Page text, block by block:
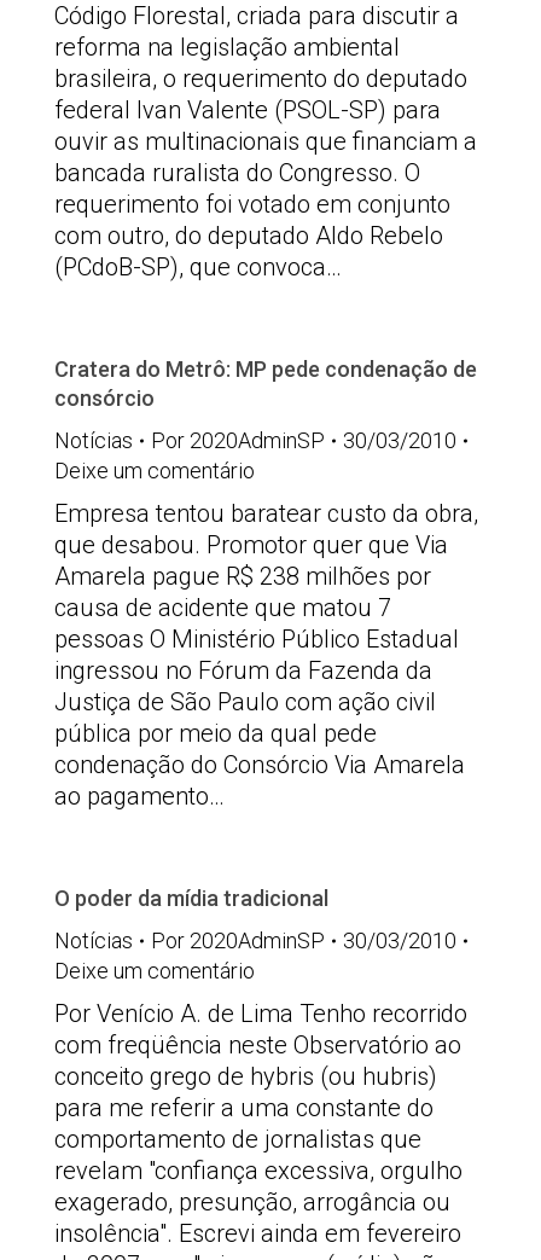
Código Florestal, criada para discutir a
reforma na legislação ambiental
brasileira, o requerimento do deputado
federal Ivan Valente (PSOL-SP) para
ouvir as multinacionais que financiam a
bancada ruralista do Congresso. O
requerimento foi votado em conjunto
com outro, do deputado Aldo Rebelo
(PCdoB-SP), que convoca…
Cratera do Metrô: MP pede condenação de
consórcio
Notícias
Por 2020AdminSP
30/03/2010
Deixe um comentário
Empresa tentou baratear custo da obra,
que desabou. Promotor quer que Via
Amarela pague R$ 238 milhões por
causa de acidente que matou 7
pessoas O Ministério Público Estadual
ingressou no Fórum da Fazenda da
Justiça de São Paulo com ação civil
pública por meio da qual pede
condenação do Consórcio Via Amarela
ao pagamento…
O poder da mídia tradicional
Notícias
Por 2020AdminSP
30/03/2010
Deixe um comentário
Por Venício A. de Lima Tenho recorrido
com freqüência neste Observatório ao
conceito grego de hybris (ou hubris)
para me referir a uma constante do
comportamento de jornalistas que
revelam "confiança excessiva, orgulho
exagerado, presunção, arrogância ou
insolência". Escrevi ainda em fevereiro